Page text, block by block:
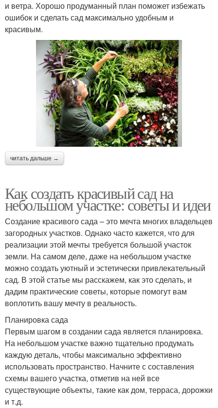
и ветра. Хорошо продуманный план поможет избежать
ошибок и сделать сад максимально удобным и
красивым.
читать дальше →
Как создать красивый сад на
небольшом участке: советы и идеи
Создание красивого сада – это мечта многих владельцев
загородных участков. Однако часто кажется, что для
реализации этой мечты требуется большой участок
земли. На самом деле, даже на небольшом участке
можно создать уютный и эстетически привлекательный
сад. В этой статье мы расскажем, как это сделать, и
дадим практические советы, которые помогут вам
воплотить вашу мечту в реальность.
Планировка сада
Первым шагом в создании сада является планировка.
На небольшом участке важно тщательно продумать
каждую деталь, чтобы максимально эффективно
использовать пространство. Начните с составления
схемы вашего участка, отметив на ней все
существующие объекты, такие как дом, терраса, дорожки
и т.д.